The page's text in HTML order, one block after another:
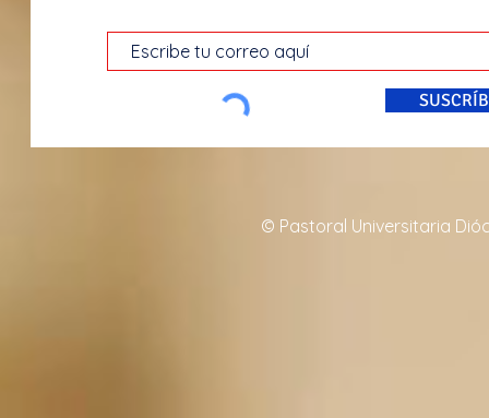
© Pastoral Universitaria